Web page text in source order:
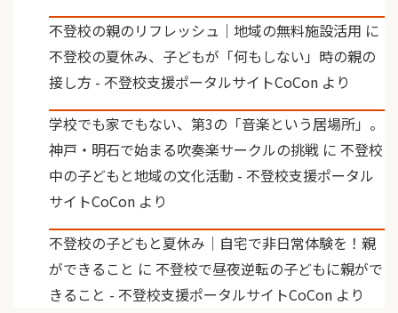
不登校の親のリフレッシュ｜地域の無料施設活用 に
不登校の夏休み、子どもが「何もしない」時の親の
接し方 - 不登校支援ポータルサイトCoCon より
学校でも家でもない、第3の「音楽という居場所」。
神戸・明石で始まる吹奏楽サークルの挑戦 に 不登校
中の子どもと地域の文化活動 - 不登校支援ポータル
サイトCoCon より
不登校の子どもと夏休み｜自宅で非日常体験を！親
ができること に 不登校で昼夜逆転の子どもに親がで
きること - 不登校支援ポータルサイトCoCon より